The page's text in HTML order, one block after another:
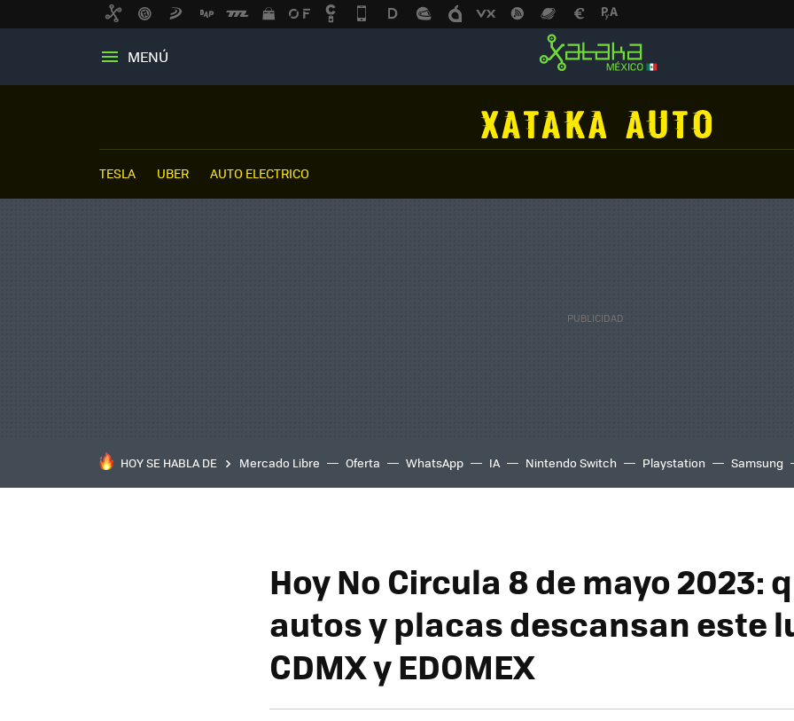
MENÚ
TESLA UBER AUTO ELECTRICO
HOY SE HABLA DE Mercado Libre Oferta WhatsApp IA Nintendo Switch Playstation Samsung
Hoy No Circula 8 de mayo 2023:
autos y placas descansan este
CDMX y EDOMEX